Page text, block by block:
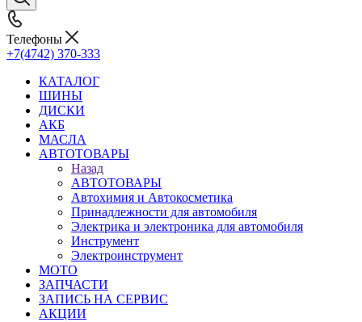
Телефоны
+7(4742) 370-333
КАТАЛОГ
ШИНЫ
ДИСКИ
АКБ
МАСЛА
АВТОТОВАРЫ
Назад
АВТОТОВАРЫ
Автохимия и Автокосметика
Принадлежности для автомобиля
Электрика и электроника для автомобиля
Инструмент
Электроинструмент
МОТО
ЗАПЧАСТИ
ЗАПИСЬ НА СЕРВИС
АКЦИИ